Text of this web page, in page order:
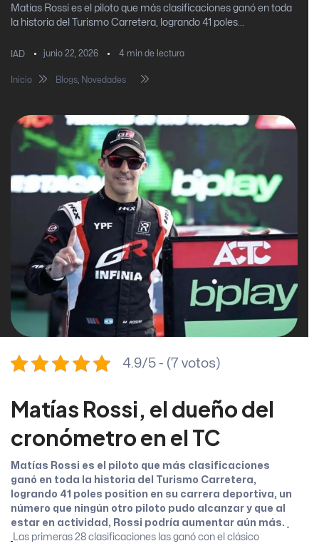
Matías Rossi es el piloto que más clasificaciones ganó en toda
la historia del Turismo Carretera, logrando 41 poles...
IAD junio 22, 2026 4 min de lectura
Inicio Blogs, Novedades
4.9/5 - (7 votos)
Matías Rossi, el dueño del
cronómetro en el TC
Matías Rossi es el piloto que más clasificaciones
ganó en toda la historia del Turismo Carretera,
logrando 41 poles position en su carrera deportiva, un
número que ningún otro piloto pudo alcanzar y que al
estar en actividad, Rossi podría aumentar aún más.
Las primeras 28 clasificaciones las ganó con el clásico